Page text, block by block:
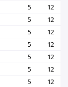
5
12
5
12
5
12
5
12
5
12
5
12
5
12